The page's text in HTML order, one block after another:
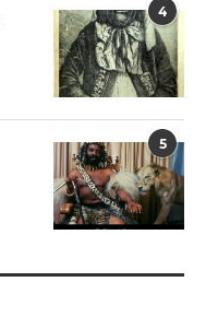
4
5